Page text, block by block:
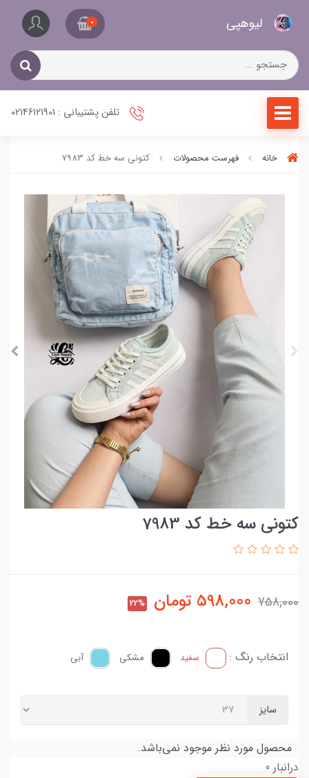
لیو‌هپی 0
تلفن پشتیبانی : 02146121901
خانه فهرست محصولات کتونی سه خط کد 7983
کتونی سه خط کد 7983
758,000
598,000 تومان 22%
انتخاب رنگ : سفید مشکی آبی
سایز
محصول مورد نظر موجود نمی‌باشد.
درانبار 0